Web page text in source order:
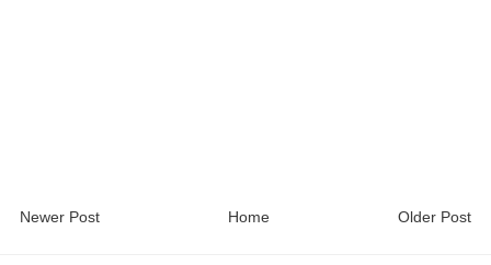
Newer Post Older Post
Home